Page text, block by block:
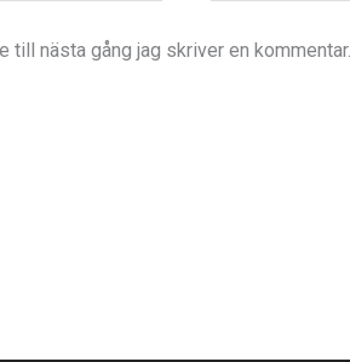
nästa gång jag skriver en kommentar.